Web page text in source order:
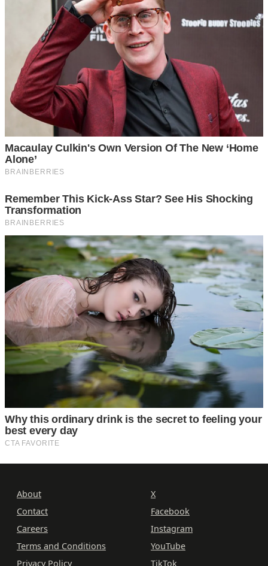
About
Contact
Careers
Terms and Conditions
Privacy Policy
X
Facebook
Instagram
YouTube
TikTok